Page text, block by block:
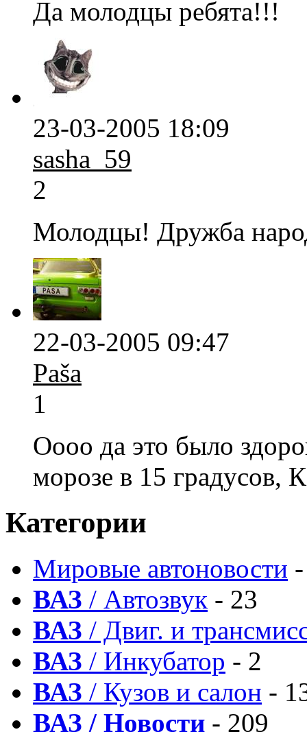
Да молодцы ребята!!!
23-03-2005 18:09
sasha_59
2
Молодцы! Дружба
22-03-2005 09:47
Paša
1
Оооо да это было
морозе в 15
Категории
Мировые автоновости
ВАЗ / Автозвук - 23
ВАЗ / Двиг. и
ВАЗ / Инкубатор - 2
ВАЗ / Кузов и салон -
ВАЗ / Новости - 209